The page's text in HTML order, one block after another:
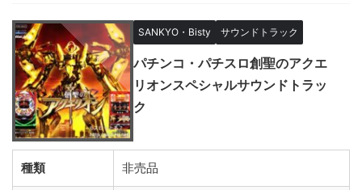
SANKYO・Bisty サウンドトラック
パチンコ・パチスロ創聖のアクエ
リオンスペシャルサウンドトラッ
ク
種類 非売品